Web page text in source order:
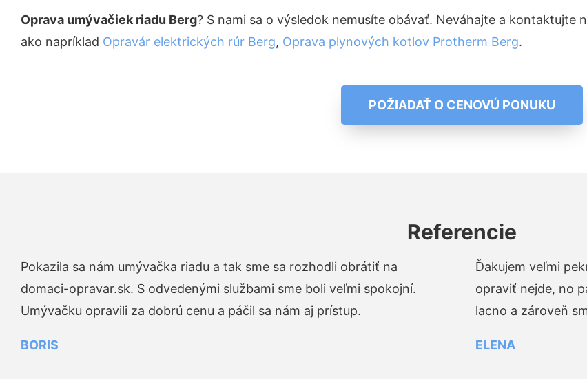
Oprava umývačiek riadu Berg? S nami sa o výsledok nemusíte obávať. Neváhajte a kontaktujte
ako napríklad Opravár elektrických rúr Berg, Oprava plynových kotlov Protherm Berg.
POŽIADAŤ O CENOVÚ PONUKU
Referencie
Pokazila sa nám umývačka riadu a tak sme sa rozhodli obrátiť na
domaci-opravar.sk. S odvedenými službami sme boli veľmi spokojní.
Umývačku opravili za dobrú cenu a páčil sa nám aj prístup.
BORIS
Ďakujem veľmi
opraviť nejde, no
lacno a zároveň
ELENA